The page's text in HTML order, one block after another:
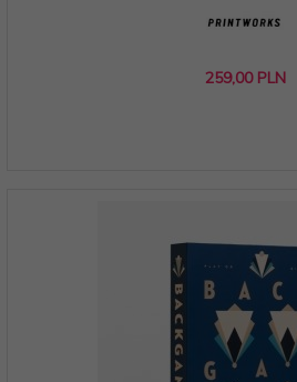
259,00 PLN